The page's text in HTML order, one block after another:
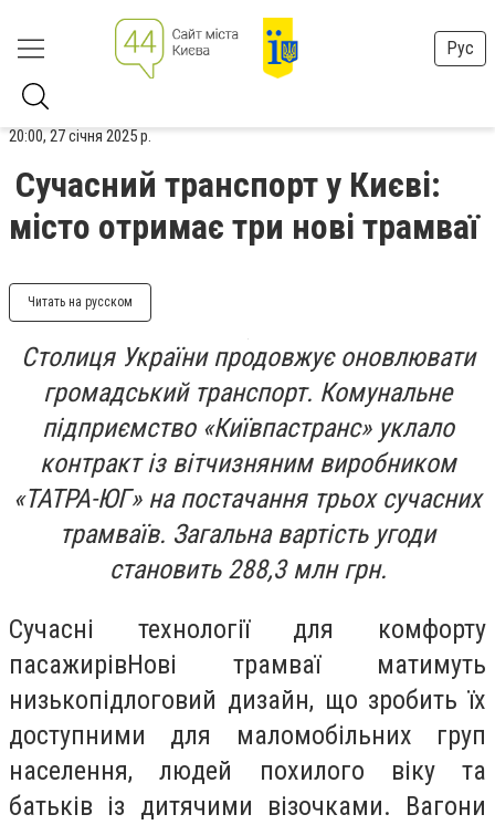
Рус
20:00, 27 січня 2025 р.
Сучасний транспорт у Києві:
місто отримає три нові трамваї
Читать на русском
Столиця України продовжує оновлювати
громадський транспорт. Комунальне
підприємство «Київпастранс» уклало
контракт із вітчизняним виробником
«ТАТРА-ЮГ» на постачання трьох сучасних
трамваїв. Загальна вартість угоди
становить 288,3 млн грн.
Сучасні технології для комфорту
пасажирівНові трамваї матимуть
низькопідлоговий дизайн, що зробить їх
доступними для маломобільних груп
населення, людей похилого віку та
батьків із дитячими візочками. Вагони